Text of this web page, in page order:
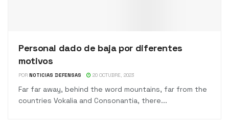
Personal dado de baja por diferentes
motivos
POR NOTICIAS DEFENSAS 20 OCTUBRE, 2023
Far far away, behind the word mountains, far from the
countries Vokalia and Consonantia, there...